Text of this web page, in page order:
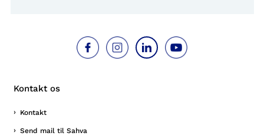
Kontakt os
Kontakt
Send mail til Sahva